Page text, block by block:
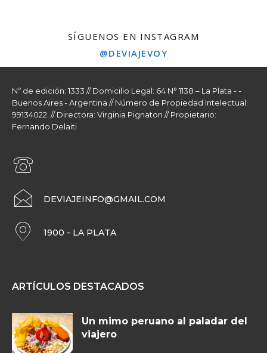
SÍGUENOS EN INSTAGRAM
@DEVIAJEVOY
Nº de edición: 1333 // Domicilio Legal: 64 N° 1138 – La Plata - -
Buenos Aires - Argentina // Número de Propiedad Intelectual:
99134022. // Directora: Virginia Pignaton // Propietario:
Fernando Delaiti
DEVIAJEINFO@GMAIL.COM
1900 - LA PLATA
ARTÍCULOS DESTACADOS
Un mimo peruano al paladar del
viajero